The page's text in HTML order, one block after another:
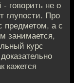
говорить не о
глупости. Про
предметом, а с
занимается,
курс
кажется